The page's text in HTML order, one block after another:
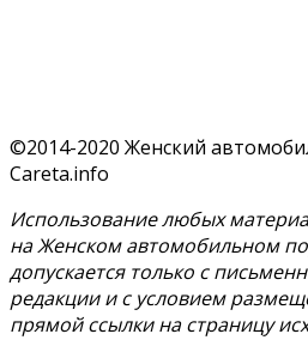
©2014-2020 Женский
Careta.info
Использование любых
на Женском автомобильном
допускается только с
редакции и с условием
прямой ссылки на страницу